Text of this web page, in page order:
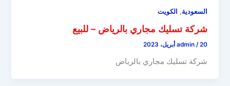
السعودية, الكويت
شركة تسليك مجاري بالرياض – للبيع
admin /20 أبريل، 2023
شركة تسليك مجاري بالرياض